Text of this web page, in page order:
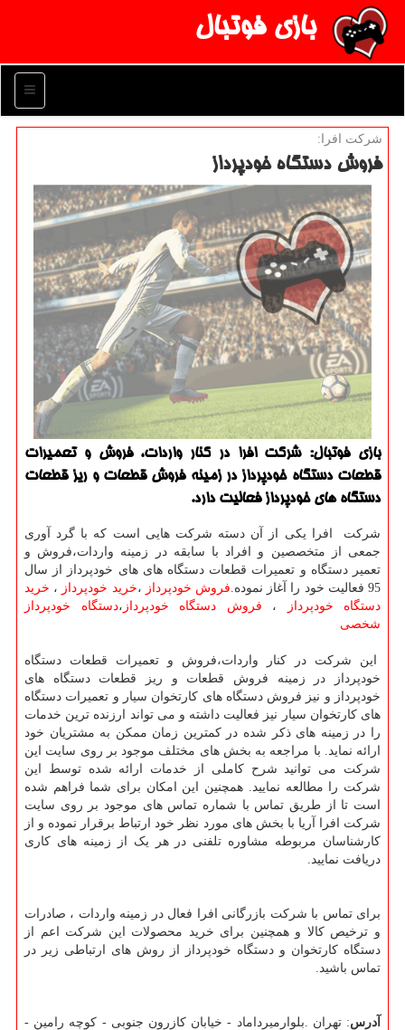
بازی فوتبال
منو
شركت افرا:
فروش دستگاه خودپرداز
بازی فوتبال: شركت افرا در كنار واردات، فروش و تعمیرات
قطعات دستگاه خودپرداز در زمینه فروش قطعات و ریز قطعات
دستگاه های خودپرداز فعالیت دارد.
شرکت افرا یکی از آن دسته شرکت هایی است که با گرد آوری
جمعی از متخصصین و افراد با سابقه در زمینه واردات،فروش و
تعمیر دستگاه و تعمیرات قطعات دستگاه های های خودپرداز از سال
95 فعالیت خود را آغاز نموده.
فروش خودپرداز ،خرید خودپرداز ، خرید
دستگاه خودپرداز
، فروش دستگاه خودپرداز ،دستگاه خودپرداز
شخصی
این شرکت در کنار واردات،فروش و تعمیرات قطعات دستگاه
خودپرداز در زمینه فروش قطعات و ریز قطعات دستگاه های
خودپرداز و نیز فروش دستگاه های کارتخوان سیار و تعمیرات دستگاه
های کارتخوان سیار نیز فعالیت داشته و می تواند ارزنده ترین خدمات
را در زمینه های ذکر شده در کمترین زمان ممکن به مشتریان خود
ارائه نماید. با مراجعه به بخش های مختلف موجود بر روی سایت این
شرکت می توانید شرح کاملی از خدمات ارائه شده توسط این
شرکت را مطالعه نمایید. همچنین این امکان برای شما فراهم شده
است تا از طریق تماس با شماره تماس های موجود بر روی سایت
شرکت افرا آریا با بخش های مورد نظر خود ارتباط برقرار نموده و از
کارشناسان مربوطه مشاوره تلفنی در هر یک از زمینه های کاری
دریافت نمایید.
برای تماس با شرکت بازرگانی افرا فعال در زمینه واردات ، صادرات
و ترخیص کالا و همچنین برای خرید محصولات این شرکت اعم از
دستگاه کارتخوان و دستگاه خودپرداز از روش های ارتباطی زیر در
تماس باشید.
آدرس: تهران .بلوارمیرداماد - خیابان کازرون جنوبی - کوچه رامین -